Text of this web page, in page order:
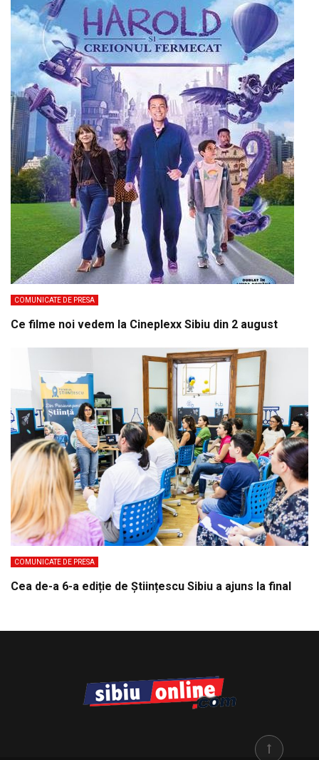
COMUNICATE DE PRESA
Ce filme noi vedem la Cineplexx Sibiu din 2 august
COMUNICATE DE PRESA
Cea de-a 6-a ediție de Științescu Sibiu a ajuns la final